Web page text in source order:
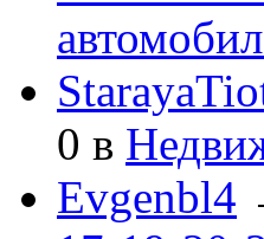
0 в
Evgenbl4